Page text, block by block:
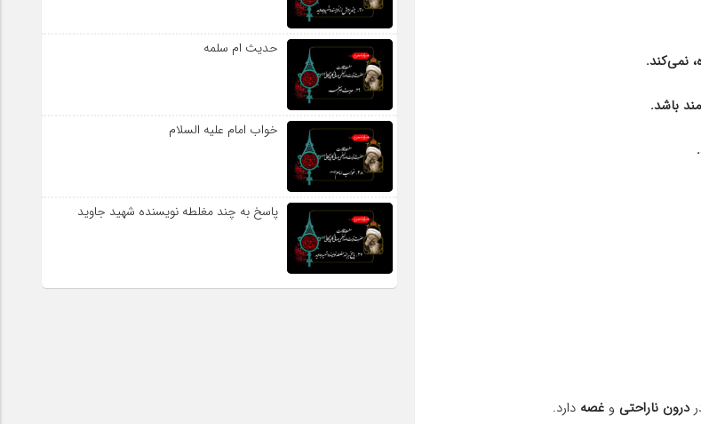
درون ناراحتی و غصه دارد.
حدیث ام سلمه
خواب امام علیه السلام
پاسخ به چند مغلطه نویسنده شهید جاوید